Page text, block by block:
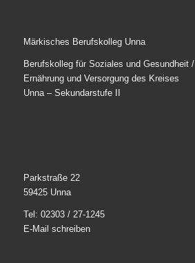
Märkisches Berufskolleg Unna
Berufskolleg für Soziales und Gesundheit /
Ernährung und Versorgung des Kreises
Unna – Sekundarstufe II
Parkstraße 22
59425 Unna
Tel: 02303 / 27-1245
E-Mail schreiben